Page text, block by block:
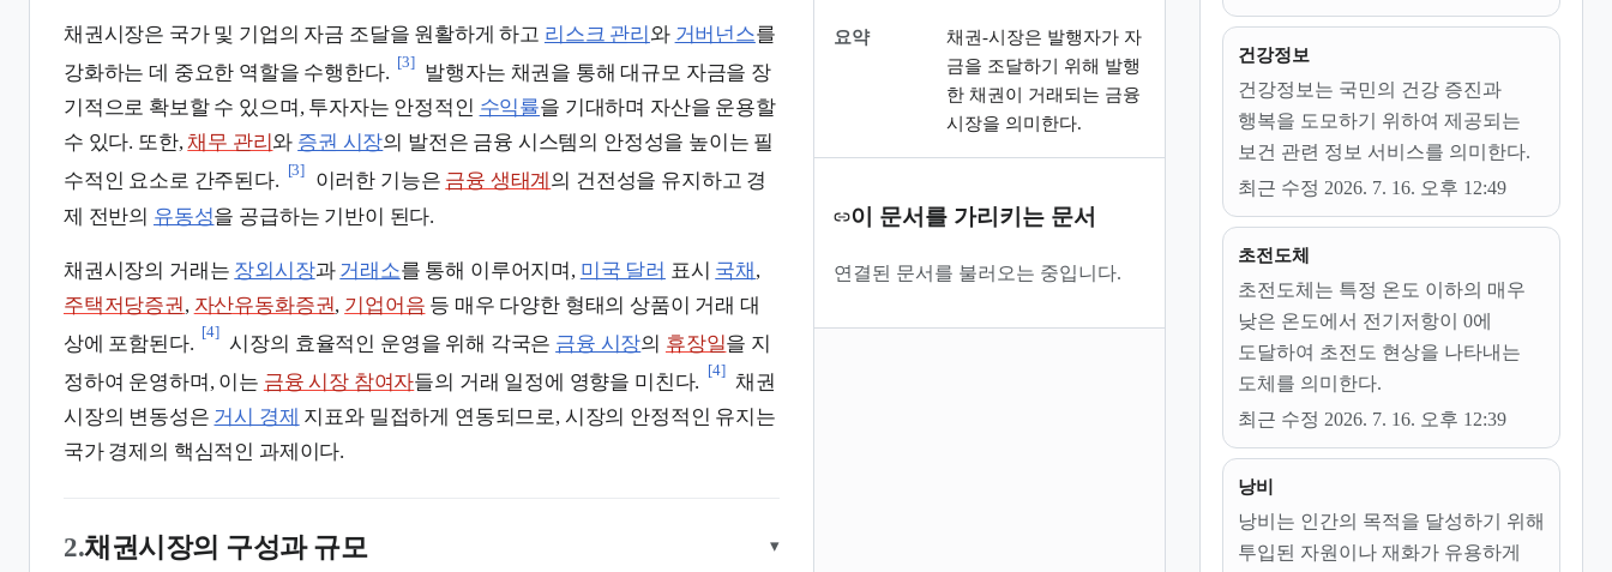
채권시장은 국가 및 기업의 자금 조달을 원활하게 하고 리스크 관리 와 거버넌스를
강화하는 데 중요한 역할을 수행한다.
[3]
발행자는 채권을 통해 대규모 자금을 장
기적으로 확보할 수 있으며, 투자자는 안정적인 수익률을 기대하며 자산을 운용할
수 있다. 또한,채무 관리 와 증권 시장의 발전은 금융 시스템의 안정성을 높이는 필
수적인 요소로 간주된다.
[3]
이러한 기능은 금융 생태계 의 건전성을 유지하고 경
제 전반의 유동성을 공급하는 기반이 된다.
채권시장의 거래는 장외시장과 거래소를 통해 이루어지며, 미국 달러 표시 국채 ,
주택저당증권 , 자산유동화증권, 기업어음 등 매우 다양한 형태의 상품이 거래 대
상에 포함된다.
[4]
시장의 효율적인 운영을 위해 각국은 금융 시장의 휴장일을 지
정하여 운영하며, 이는 금융 시장 참여자들의 거래 일정에 영향을 미친다.
[4]
채권
시장의 변동성은 거시 경제 지표와 밀접하게 연동되므로, 시장의 안정적인 유지는
국가 경제의 핵심적인 과제이다.
2.채권시장의 구성과 규모 ▾
요약
채권-시장은 발행자가 자
금을 조달하기 위해 발행
한 채권이 거래되는 금융
시장을 의미한다.
이 문서를 가리키는 문서
연결된 문서를 불러오는 중입니다.
건강정보
건강정보는 국민의 건강 증진과
행복을 도모하기 위하여 제공되는
보건 관련 정보 서비스를 의미한다.
최근 수정 2026. 7. 16. 오후 12:49
초전도체
초전도체는 특정 온도 이하의 매우
낮은 온도에서 전기저항이 0에
도달하여 초전도 현상을 나타내는
도체를 의미한다.
최근 수정 2026. 7. 16. 오후 12:39
낭비
낭비는 인간의 목적을 달성하기 위해
투입된 자원이나 재화가 유용하게